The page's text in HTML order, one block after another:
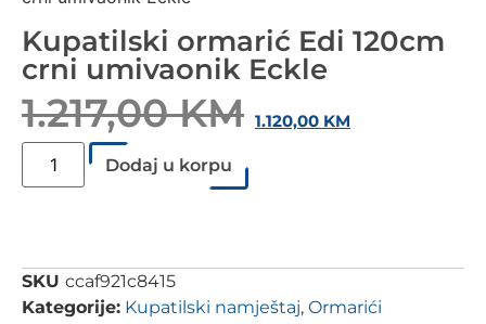
Kupatilski ormarić Edi 120cm
crni umivaonik Eckle
1.217,00KM 1.120,00 KM
Dodaj u korpu
SKU ccaf921c8415
Kategorije: Kupatilski namještaj, Ormarići